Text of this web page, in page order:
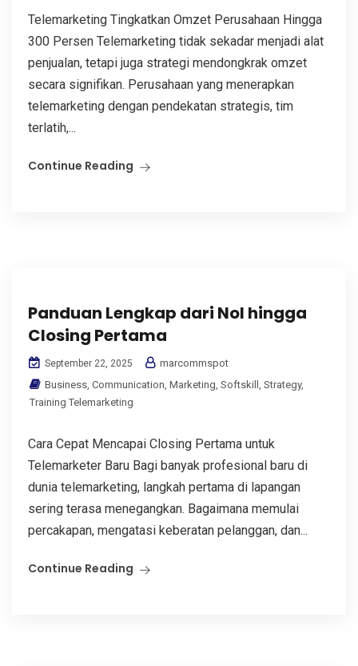
Telemarketing Tingkatkan Omzet Perusahaan Hingga
300 Persen Telemarketing tidak sekadar menjadi alat
penjualan, tetapi juga strategi mendongkrak omzet
secara signifikan. Perusahaan yang menerapkan
telemarketing dengan pendekatan strategis, tim
terlatih,...
Continue Reading
Panduan Lengkap dari Nol hingga
Closing Pertama
September 22, 2025
marcommspot
Business, Communication, Marketing, Softskill , Strategy,
Training Telemarketing
Cara Cepat Mencapai Closing Pertama untuk
Telemarketer Baru Bagi banyak profesional baru di
dunia telemarketing, langkah pertama di lapangan
sering terasa menegangkan. Bagaimana memulai
percakapan, mengatasi keberatan pelanggan, dan...
Continue Reading